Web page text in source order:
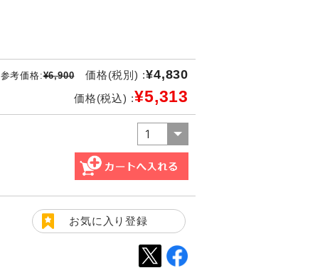
参考価格:¥6,900 価格(税別) :¥4,830
価格(税込) :¥5,313
お気に入り登録